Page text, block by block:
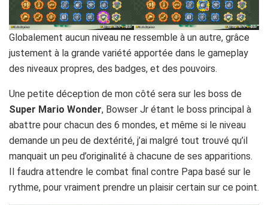
Globalement aucun niveau ne ressemble à un autre, grâce
justement à la grande variété apportée dans le gameplay
des niveaux propres, des badges, et des pouvoirs.
Une petite déception de mon côté sera sur les boss de
Super Mario Wonder, Bowser Jr étant le boss principal à
abattre pour chacun des 6 mondes, et même si le niveau
demande un peu de dextérité, j’ai malgré tout trouvé qu’il
manquait un peu d’originalité à chacune de ses apparitions.
Il faudra attendre le combat final contre Papa basé sur le
rythme, pour vraiment prendre un plaisir certain sur ce point.